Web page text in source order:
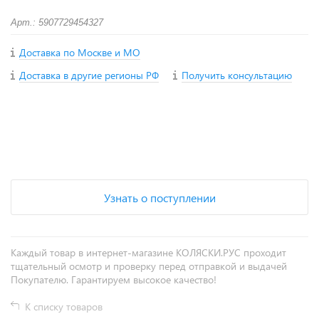
Арт.: 5907729454327
Доставка по Москве и МО
Доставка в другие регионы РФ
Получить консультацию
Узнать о поступлении
Каждый товар в интернет-магазине КОЛЯСКИ.РУС проходит
тщательный осмотр и проверку перед отправкой и выдачей
Покупателю. Гарантируем высокое качество!
К списку товаров